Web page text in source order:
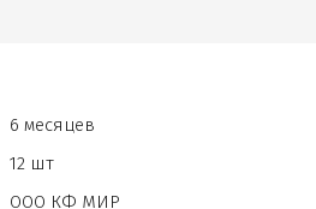
6 месяцев
12 шт
ООО КФ МИР